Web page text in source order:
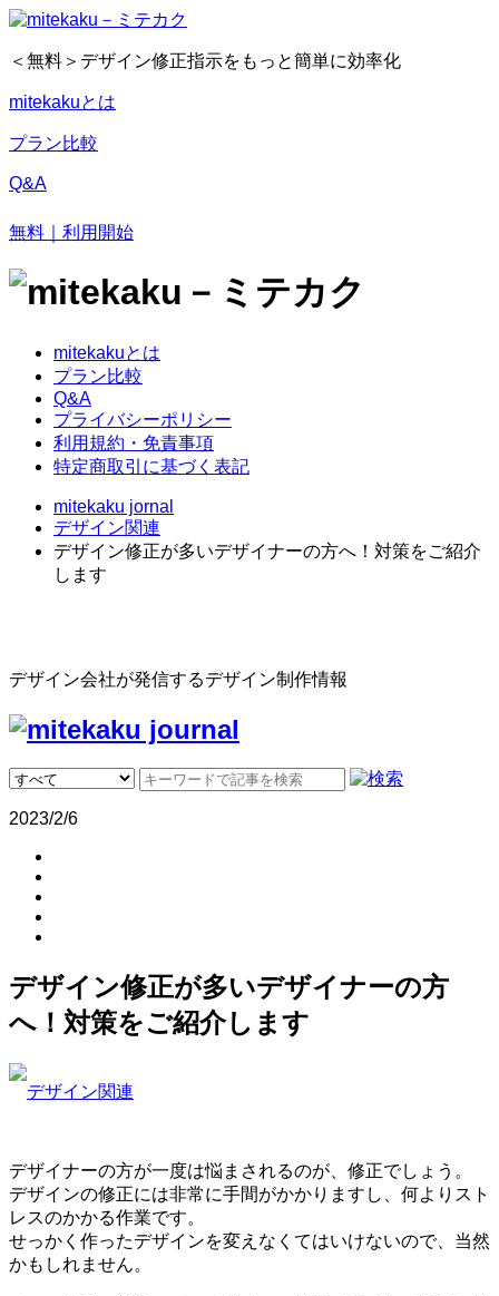
＜無料＞デザイン修正指示をもっと簡単に効率化
mitekakuとは
プラン比較
Q&A
無料｜利用開始
mitekakuとは
プラン比較
Q&A
プライバシーポリシー
利用規約・免責事項
特定商取引に基づく表記
mitekaku jornal
デザイン関連
デザイン修正が多いデザイナーの方へ！対策をご紹介
します
デザイン会社が発信するデザイン制作情報
2023/2/6
デザイン修正が多いデザイナーの方
へ！対策をご紹介します
デザイン関連
デザイナーの方が一度は悩まされるのが、修正でしょう。
デザインの修正には非常に手間がかかりますし、何よりスト
レスのかかる作業です。
せっかく作ったデザインを変えなくてはいけないので、当然
かもしれません。